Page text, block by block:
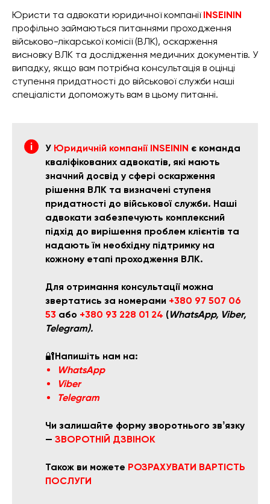
Юристи та адвокати юридичної компанії INSEININ
профільно займаються питаннями проходження
військово-лікарської комісії (ВЛК), оскарження
висновку ВЛК та дослідження медичних документів. У
випадку, якщо вам потрібна консультація в оцінці
ступення придатності до військової служби наші
спеціалісти допоможуть вам в цьому питанні.
У Юридичній компанії INSEININ є команда
кваліфікованих адвокатів, які мають
значний досвід у сфері оскарження
рішення ВЛК та визначені ступеня
придатності до військової служби. Наші
адвокати забезпечують комплексний
підхід до вирішення проблем клієнтів та
надають їм необхідну підтримку на
кожному етапі проходження ВЛК.
Для отримання консультації можна
звертатись за номерами +380 97 507 06
53 або +380 93 228 01 24 (WhatsApp, Viber,
Telegram).
🔐Напишіть нам на:
WhatsApp
Viber
Telegram
Чи залишайте форму зворотнього звʼязку
— ЗВОРОТНІЙ ДЗВІНОК
Також ви можете РОЗРАХУВАТИ ВАРТІСТЬ
ПОСЛУГИ